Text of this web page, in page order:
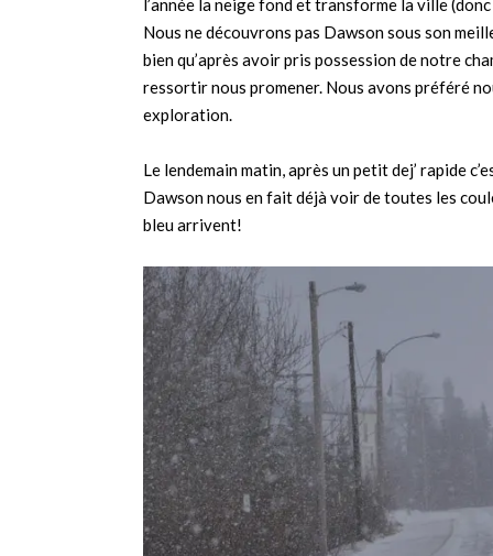
l’année la neige fond et transforme la ville
Nous ne découvrons pas Dawson sous son
bien qu’après avoir pris possession de notre
ressortir nous promener. Nous avons préféré
exploration.
Le lendemain matin, après un petit dej’ rapide
Dawson nous en fait déjà voir de toutes les
bleu arrivent!